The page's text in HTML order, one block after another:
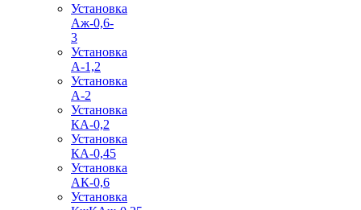
Установка
Аж-0,6-
3
Установка
А-1,2
Установка
А-2
Установка
КА-0,2
Установка
КА-0,45
Установка
АК-0,6
Установка